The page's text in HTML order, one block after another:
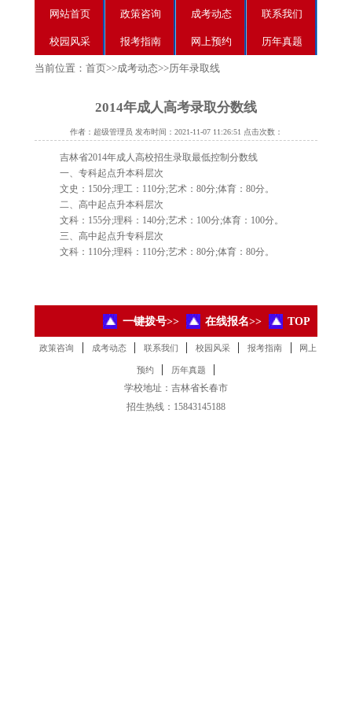
网站首页 政策咨询 成考动态 联系我们
校园风采 报考指南 网上预约 历年真题
当前位置： 首页>>成考动态>>历年录取线
2014年成人高考录取分数线
作者：超级管理员 发布时间：2021-11-07 11:26:51 点击次数：
吉林省2014年成人高校招生录取最低控制分数线
一、专科起点升本科层次
文史：150分;理工：110分;艺术：80分;体育：80分。
二、高中起点升本科层次
文科：155分;理科：140分;艺术：100分;体育：100分。
三、高中起点升专科层次
文科：110分;理科：110分;艺术：80分;体育：80分。
TOP
在线报名>>
一键拨号>>
政策咨询 | 成考动态 | 联系我们 | 校园风采 | 报考指南 | 网上
预约 | 历年真题 |
学校地址：吉林省长春市
招生热线：15843145188